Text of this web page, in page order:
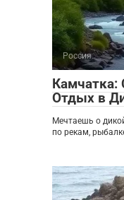
Россия
Отдых в
Мечтаешь о
по рекам,